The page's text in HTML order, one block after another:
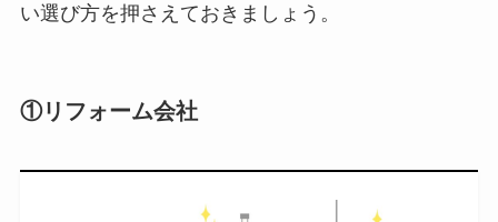
い選び方を押さえておきましょう。
①リフォーム会社